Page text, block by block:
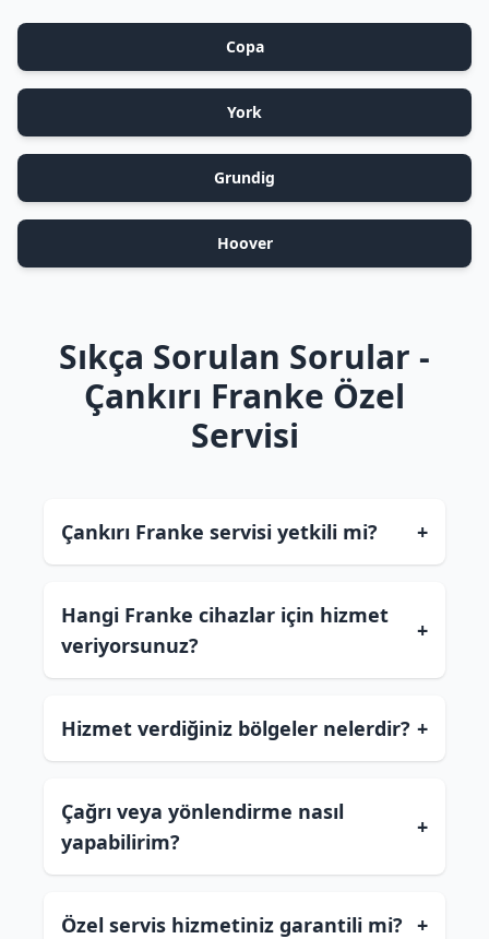
Copa
York
Grundig
Hoover
Sıkça Sorulan Sorular -
Çankırı Franke Özel
Servisi
Çankırı Franke servisi yetkili mi? +
Hangi Franke cihazlar için hizmet
veriyorsunuz?
+
Hizmet verdiğiniz bölgeler nelerdir? +
Çağrı veya yönlendirme nasıl
yapabilirim?
+
Özel servis hizmetiniz garantili mi? +